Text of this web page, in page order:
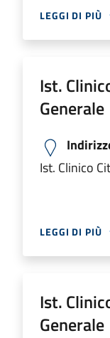
LEGGI DI PIÙ
Ist.
Generale
Ist. Clinico
LEGGI DI PIÙ
Ist.
Generale